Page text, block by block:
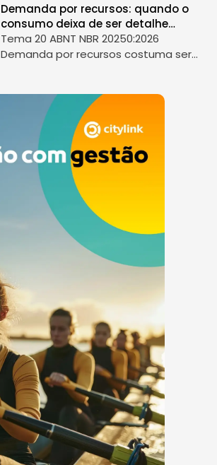
empresa...
Demanda por recursos: quando o
consumo deixa de ser detalhe
operacional e vira risco estratégico
Tema 20 ABNT NBR 20250:2026
Demanda por recursos costuma ser
prima, insumos críticos, solo, biomassa,
logístic...